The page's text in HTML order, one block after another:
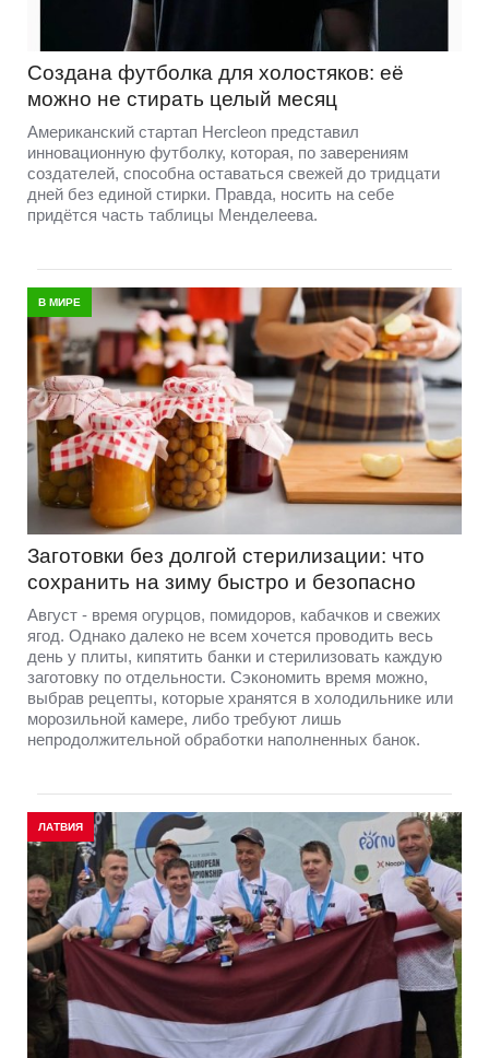
Создана футболка для холостяков: её
можно не стирать целый месяц
Американский стартап Hercleon представил
инновационную футболку, которая, по заверениям
создателей, способна оставаться свежей до тридцати
дней без единой стирки. Правда, носить на себе
придётся часть таблицы Менделеева.
В МИРЕ
Заготовки без долгой стерилизации: что
сохранить на зиму быстро и безопасно
Август - время огурцов, помидоров, кабачков и свежих
ягод. Однако далеко не всем хочется проводить весь
день у плиты, кипятить банки и стерилизовать каждую
заготовку по отдельности. Сэкономить время можно,
выбрав рецепты, которые хранятся в холодильнике или
морозильной камере, либо требуют лишь
непродолжительной обработки наполненных банок.
ЛАТВИЯ